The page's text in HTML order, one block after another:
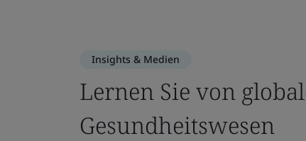
Insights & Medien
Lernen Sie von
Gesundheitswesen